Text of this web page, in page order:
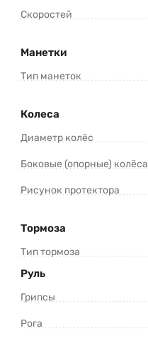
Скоростей
Манетки
Тип манеток
Колеса
Диаметр колёс
Боковые (опорные) колёса
Рисунок протектора
Тормоза
Тип тормоза
Руль
Грипсы
Рога